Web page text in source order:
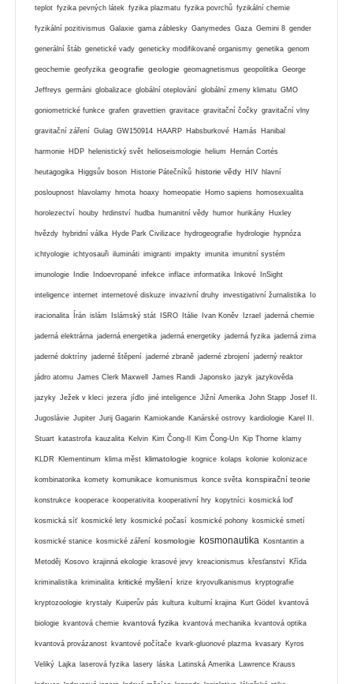
teplot fyzika pevných látek fyzika plazmatu fyzika povrchů fyzikální chemie
fyzikální pozitivismus Galaxie gama záblesky Ganymedes Gaza Gemini 8 gender
generální štáb genetické vady geneticky modifikované organismy genetika genom
geochemie geofyzika geografie geologie geomagnetismus geopolitika George
Jeffreys germáni globalizace globální oteplování globální zmeny klimatu GMO
goniometrické funkce grafen gravettien gravitace gravitační čočky gravitační vlny
gravitační záření Gulag GW150914 HAARP Habsburkové Hamás Hanibal
harmonie HDP helenistický svět helioseismologie helium Hernán Cortés
heutagogika Higgsův boson Historie Pátečníků historie vědy HIV hlavní
posloupnost hlavolamy hmota hoaxy homeopatie Homo sapiens homosexualita
horolezectví houby hrdinství hudba humanitní vědy humor hurikány Huxley
hvězdy hybridní válka Hyde Park Civilizace hydrogeografie hydrologie hypnóza
ichtyologie ichtyosauři ilumináti imigranti impakty imunita imunitní systém
imunologie Indie Indoevropané infekce inflace informatika Inkové InSight
inteligence internet internetové diskuze invazivní druhy investigativní žurnalistika Io
iracionalita Írán islám Islámský stát ISRO Itálie Ivan Koněv Izrael jaderná chemie
jaderná elektrárna jaderná energetika jaderná energetiky jaderná fyzika jaderná zima
jaderné doktríny jaderné štěpení jaderné zbraně jaderné zbrojení jaderný reaktor
jádro atomu James Clerk Maxwell James Randi Japonsko jazyk jazykověda
jazyky Ježek v kleci jezera jídlo jiné inteligence Jižní Amerika John Stapp Josef II.
Jugoslávie Jupiter Jurij Gagarin Kamiokande Kanárské ostrovy kardiologie Karel II.
Stuart katastrofa kauzalita Kelvin Kim Čong-Il Kim Čong-Un Kip Thorne klamy
KLDR Klementinum klima měst klimatologie kognice kolaps kolonie kolonizace
kombinatorika komety komunikace komunismus konce světa konspirační teorie
konstrukce kooperace kooperativita kooperativní hry kopytníci kosmická loď
kosmická síť kosmické lety kosmické počasí kosmické pohony kosmické smetí
kosmické stanice kosmické záření kosmologie kosmonautika Kosntantin a
Metoděj Kosovo krajinná ekologie krasové jevy kreacionismus křesťanství Křída
kriminalistika kriminalita kritické myšlení krize kryovulkanismus kryptografie
kryptozoologie krystaly Kuiperův pás kultura kulturní krajina Kurt Gödel kvantová
biologie kvantová chemie kvantová fyzika kvantová mechanika kvantová optika
kvantová provázanost kvantové počítače kvark-gluonové plazma kvasary Kyros
Veliký Lajka laserová fyzika lasery láska Latinská Amerika Lawrence Krauss